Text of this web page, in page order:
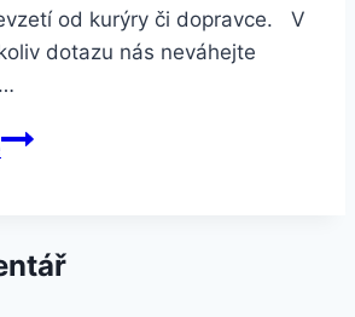
od kurýry či dopravce. V
dotazu nás neváhejte
Smartuj
z